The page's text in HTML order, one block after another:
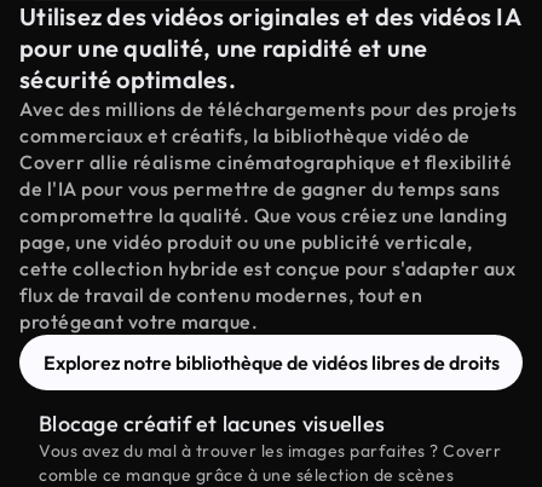
Utilisez des vidéos originales et des vidéos IA
pour une qualité, une rapidité et une
sécurité optimales.
Avec des millions de téléchargements pour des projets
commerciaux et créatifs, la bibliothèque vidéo de
Coverr allie réalisme cinématographique et flexibilité
de l'IA pour vous permettre de gagner du temps sans
compromettre la qualité. Que vous créiez une landing
page, une vidéo produit ou une publicité verticale,
cette collection hybride est conçue pour s'adapter aux
flux de travail de contenu modernes, tout en
protégeant votre marque.
Explorez notre bibliothèque de vidéos libres de droits
Blocage créatif et lacunes visuelles
Vous avez du mal à trouver les images parfaites ? Coverr
comble ce manque grâce à une sélection de scènes